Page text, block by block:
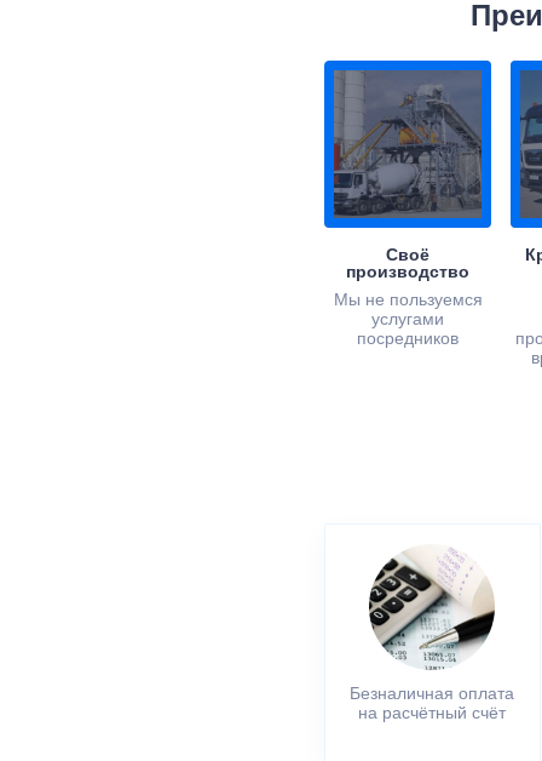
Своё
производство
Мы не пользуемся
услугами
посредников
Безналичная оплата
на расчётный счёт